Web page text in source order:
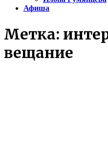
Афиша
Метка:
вещание